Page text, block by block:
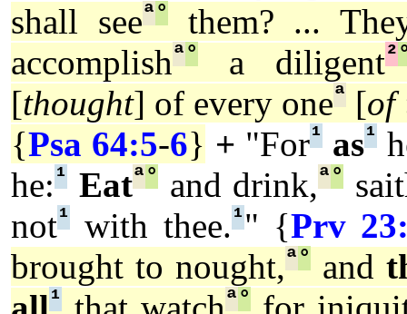
shall seeª°them? ...
accomplishª° a diligent²
[thought] of every oneª [of
{Psa 64:5-6} + "For¹ as¹
he: ¹ Eatª°and drink,ª°
not¹ with thee.¹" {Prv
brought to nought,ª°and
¹ ª°